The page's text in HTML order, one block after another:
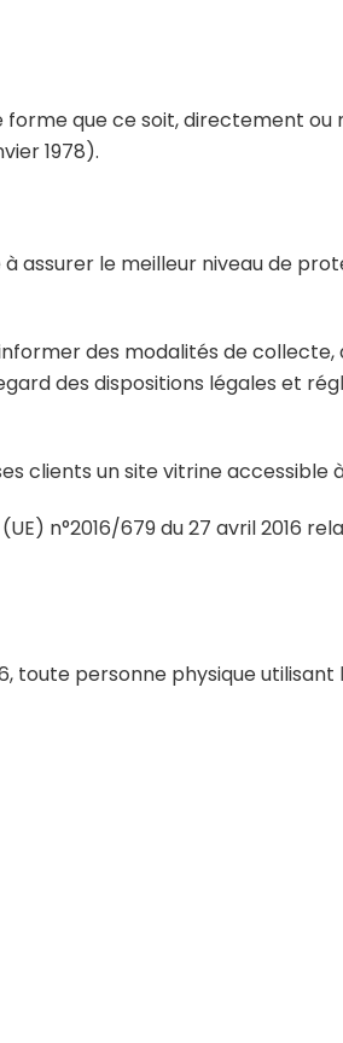
que ce soit, directement ou
1978).
à assurer le meilleur niveau de
des modalités de
des dispositions légales et
clients un site vitrine accessible
n°2016/679 du 27 avril 2016
toute personne physique